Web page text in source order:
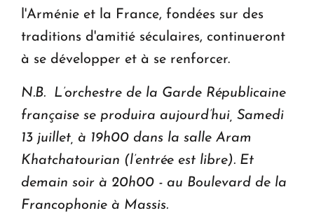
l'Arménie et la France, fondées sur des
traditions d'amitié séculaires, continueront
à se développer et à se renforcer.
N.B. L’orchestre de la Garde Républicaine
française se produira aujourd’hui, Samedi
13 juillet, à 19h00 dans la salle Aram
Khatchatourian (l’entrée est libre). Et
demain soir à 20h00 - au Boulevard de la
Francophonie à Massis.